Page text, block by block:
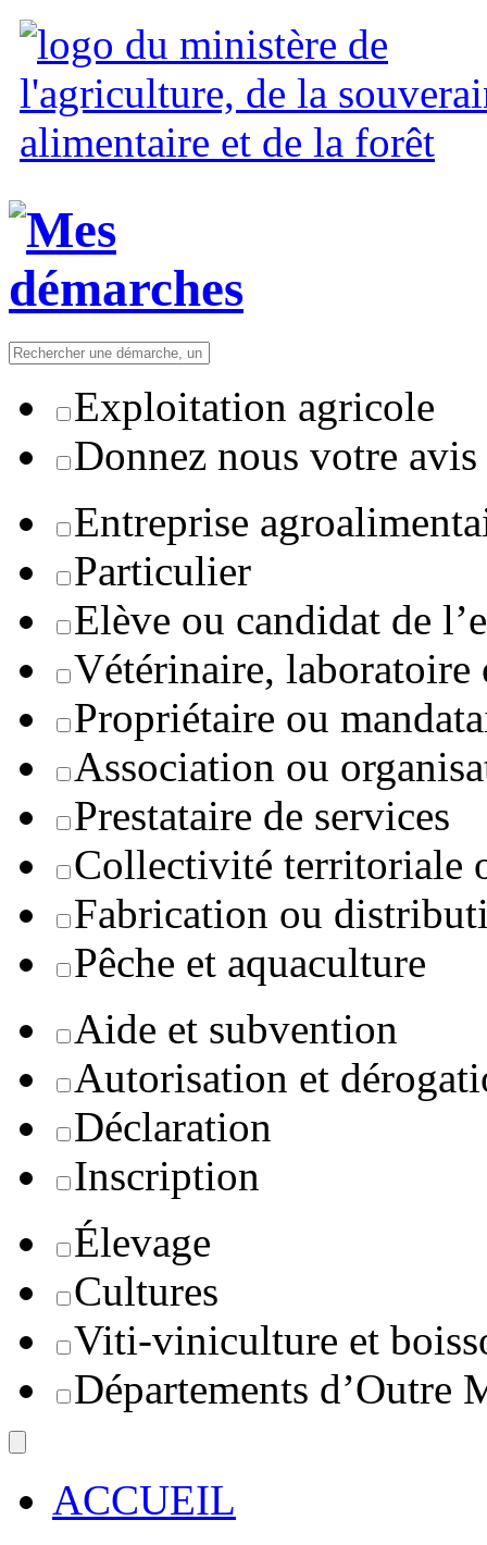
Exploitation agricole
Donnez nous votre avis
Entreprise
Particulier
Elève ou candidat de
Vétérinaire, laboratoire
Propriétaire ou
Association ou
Prestataire de services
Collectivité territoriale
Fabrication ou
Pêche et aquaculture
Aide et subvention
Autorisation et
Déclaration
Inscription
Élevage
Cultures
Viti-viniculture et
Départements d’Outre
ACCUEIL